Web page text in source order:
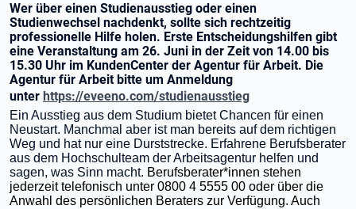
Wer über einen Studienausstieg oder einen
Studienwechsel nachdenkt, sollte sich rechtzeitig
professionelle Hilfe holen. Erste Entscheidungshilfen gibt
eine Veranstaltung am 26. Juni in der Zeit von 14.00 bis
15.30 Uhr im KundenCenter der Agentur für Arbeit. Die
Agentur für Arbeit bitte um Anmeldung
unter https://eveeno.com/studienausstieg
Ein Ausstieg aus dem Studium bietet Chancen für einen
Neustart. Manchmal aber ist man bereits auf dem richtigen
Weg und hat nur eine Durststrecke. Erfahrene Berufsberater
aus dem Hochschulteam der Arbeitsagentur helfen und
sagen, was Sinn macht. Berufsberater*innen stehen
jederzeit telefonisch unter 0800 4 5555 00 oder über die
Anwahl des persönlichen Beraters zur Verfügung. Auch